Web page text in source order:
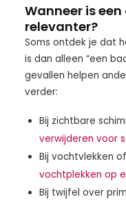
Wanneer is
relevanter?
Soms ontdek je dat
is dan alleen “een
gevallen helpen
verder:
Bij zichtbare
verwijderen voor
Bij vochtvlekken
vochtplekken op
Bij twijfel over